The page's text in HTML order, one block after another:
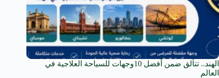
الهند.. تتألق ضمن أفضل 10وجهات للسياحة العلاجية في
العالم